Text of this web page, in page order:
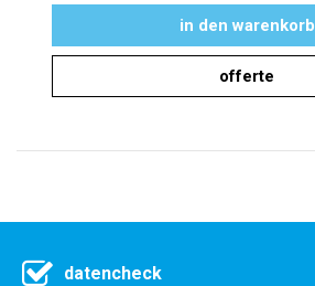
in den warenkorb
offerte
datencheck